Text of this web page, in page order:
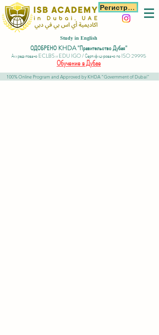
Регистрация
Study in English
ОДОБРЕНО KHDA "Правительство Дубая"
Аккредитовано ECLBS и EDU IGO / Сертифицировано по ISO 29995
Обучение в Дубае
100% Online Program and Approved by KHDA "Government of Dubai"